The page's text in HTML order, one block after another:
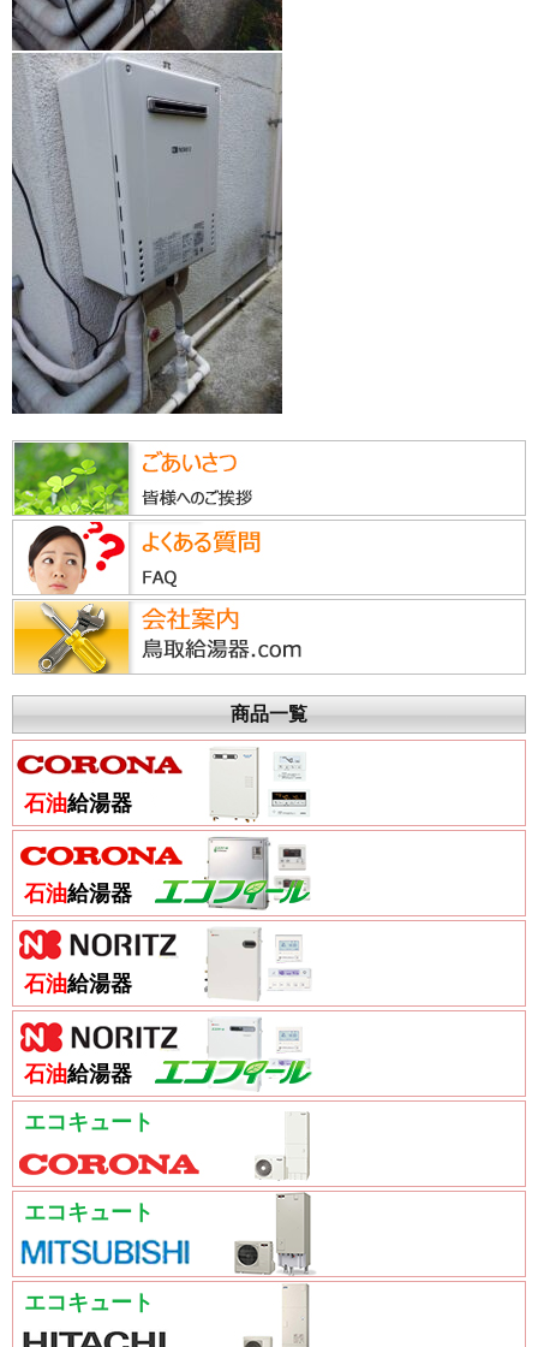
商品一覧
石油給湯器
石油給湯器
石油給湯器
石油給湯器
エコキュート
エコキュート
エコキュート